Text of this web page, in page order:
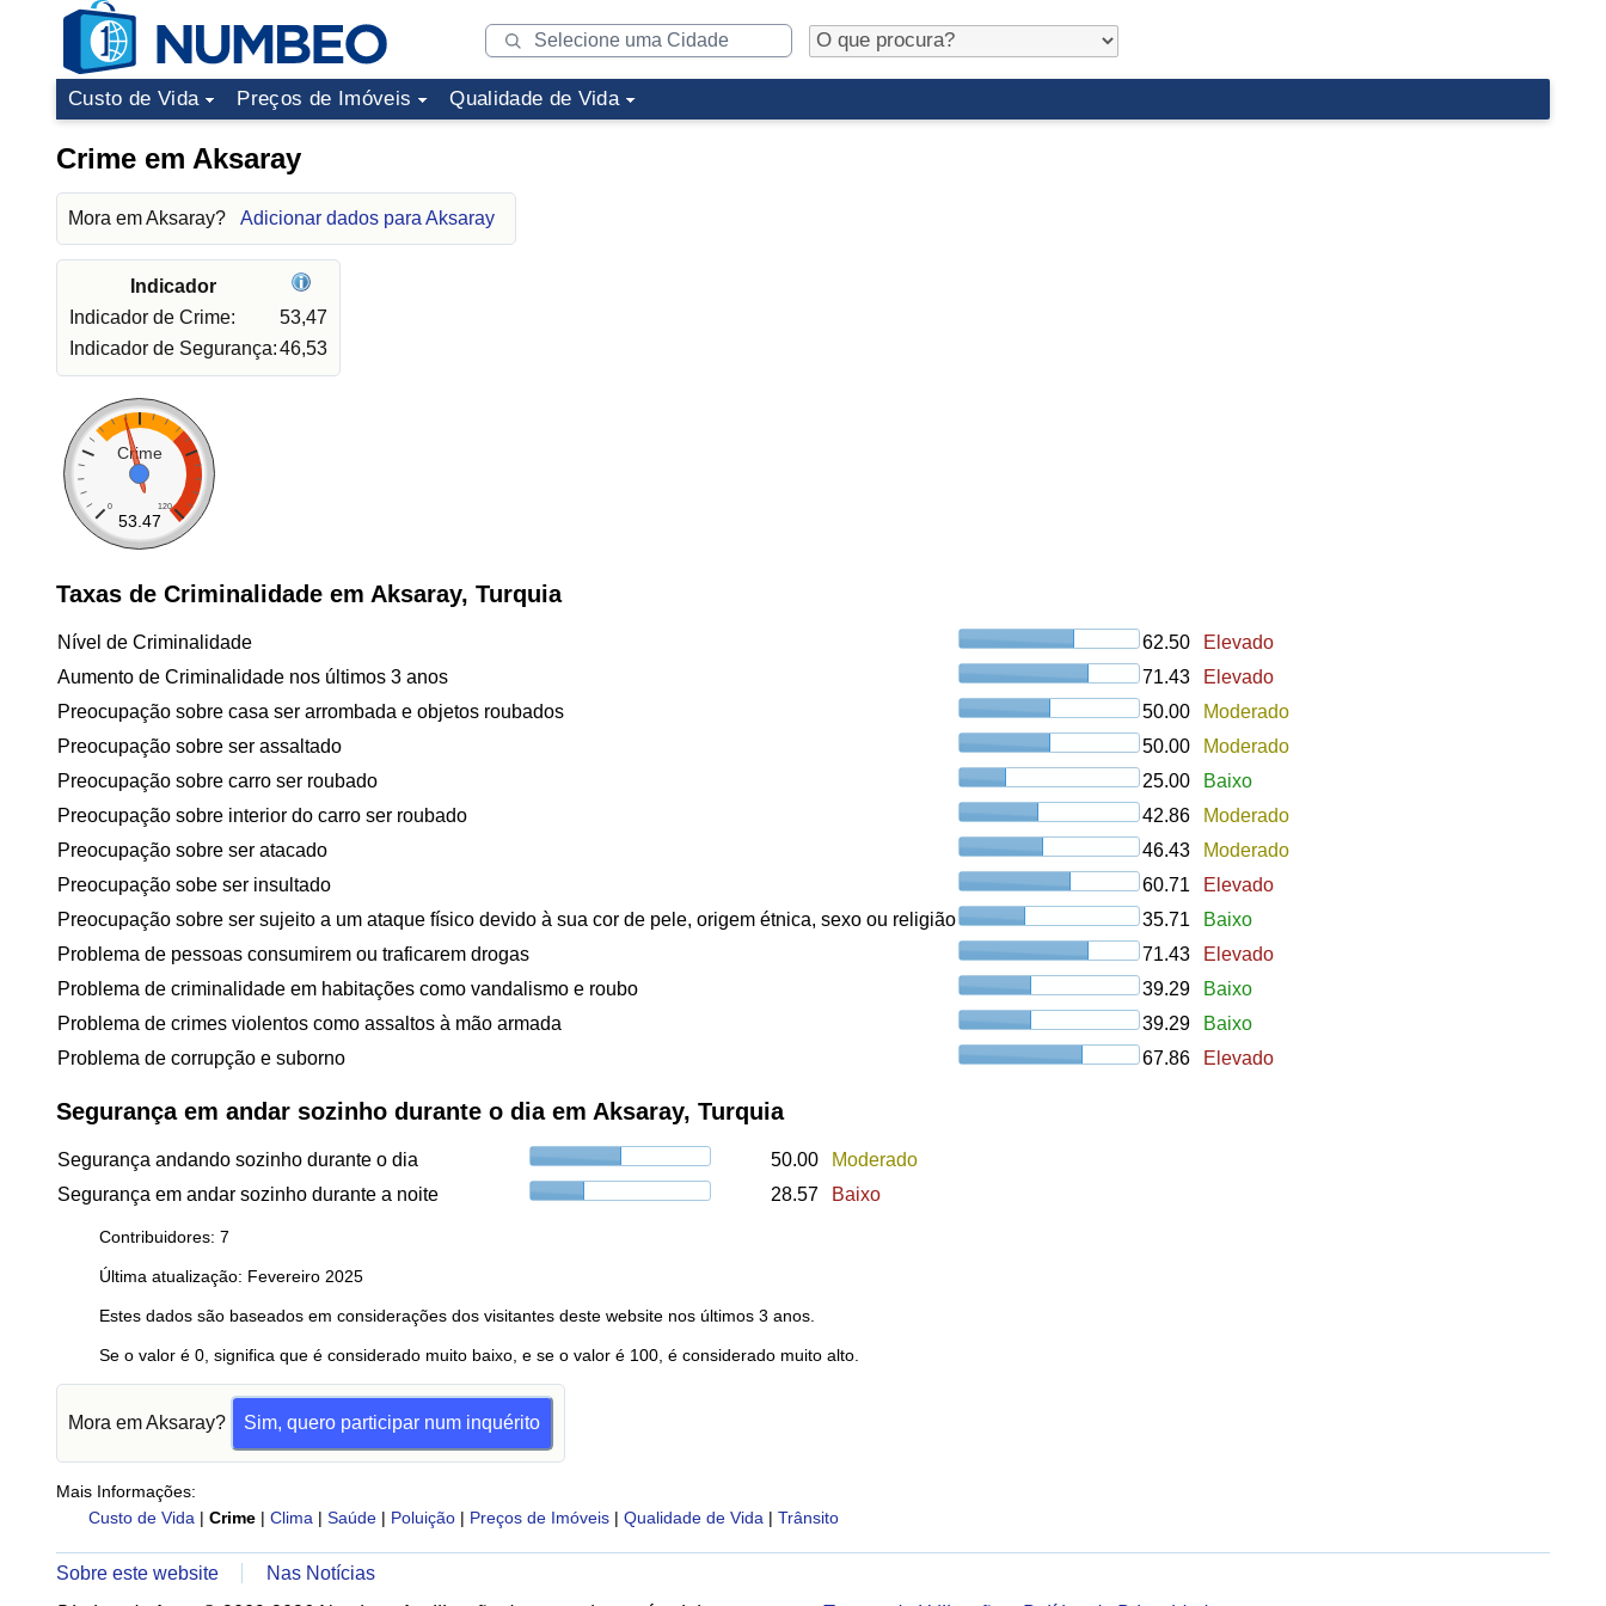
Custo de Vida Preços de Imóveis Qualidade de Vida
Crime em Aksaray
Mora em Aksaray? Adicionar dados para Aksaray
Indicador
Indicador de Crime:
53,47
Indicador de Segurança:46,53
Crime
0 120
53.47
Taxas de Criminalidade em Aksaray, Turquia
Nível de Criminalidade 62.50
Elevado
Aumento de Criminalidade nos últimos 3 anos
71.43
Elevado
Preocupação sobre casa ser arrombada e objetos roubados
50.00
Moderado
Preocupação sobre ser assaltado
50.00
Moderado
Preocupação sobre carro ser roubado
25.00
Baixo
Preocupação sobre interior do carro ser roubado
42.86
Moderado
Preocupação sobre ser atacado
46.43
Moderado
Preocupação sobe ser insultado
60.71
Elevado
Preocupação sobre ser sujeito a um ataque físico devido à sua cor de pele, origem étnica, sexo ou religião
35.71
Baixo
Problema de pessoas consumirem ou traficarem drogas
71.43
Elevado
Problema de criminalidade em habitações como vandalismo e roubo
39.29
Baixo
Problema de crimes violentos como assaltos à mão armada
39.29
Baixo
Problema de corrupção e suborno
67.86 Elevado
Segurança em andar sozinho durante o dia em Aksaray, Turquia
Segurança andando sozinho durante o dia 50.00
Moderado
Segurança em andar sozinho durante a noite
28.57 Baixo
Contribuidores: 7
Última atualização: Fevereiro 2025
Estes dados são baseados em considerações dos visitantes deste website nos últimos 3 anos.
Se o valor é 0, significa que é considerado muito baixo, e se o valor é 100, é considerado muito alto.
Mora em Aksaray? Sim, quero participar num inquérito
Mais Informações:
Custo de Vida | Crime | Clima | Saúde | Poluição | Preços de Imóveis | Qualidade de Vida | Trânsito
Sobre este website
Nas Notícias